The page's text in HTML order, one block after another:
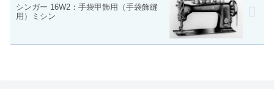
シンガー 16W2：手袋甲飾用（手袋飾縫
用）ミシン